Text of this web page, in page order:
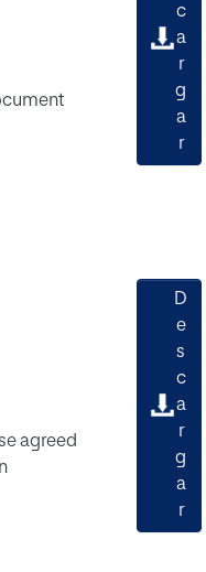
c
a
r
g
a
r
agreed
D
e
s
c
a
r
g
a
r